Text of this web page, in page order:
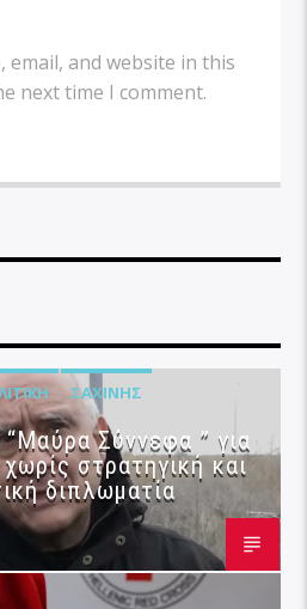
email, and website in this
next time I comment.
ΣΑΧΊΝΗΣ
Σύννεφα ” για
στρατηγική και
διπλωματία